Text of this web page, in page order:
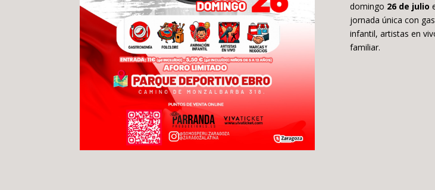
domingo 26 de julio
jornada única con
infantil, artistas en
familiar.